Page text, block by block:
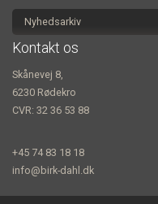
Nyhedsarkiv
Kontakt os
Skånevej 8,
6230 Rødekro
CVR: 32 36 53 88
+45 74 83 18 18
info@birk-dahl.dk